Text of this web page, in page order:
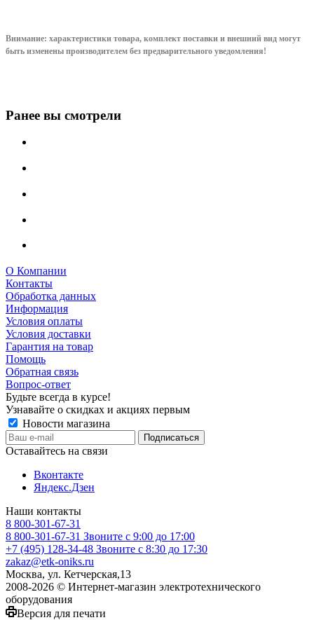
Внимание: характеристики товара, комплект поставки и внешний вид могут
быть изменены производителем без предварительного уведомления!
Ранее вы смотрели
О Компании
Контакты
Обработка данных
Информация
Условия оплаты
Условия доставки
Гарантия на товар
Помощь
Обратная связь
Вопрос-ответ
Будьте всегда в курсе!
Узнавайте о скидках и акциях первым
Новости магазина
Оставайтесь на связи
Вконтакте
Яндекс.Дзен
Наши контакты
8 800-301-67-31
8 800-301-67-31 Звоните с 9:00 до 17:00
+7 (495) 128-34-48 Звоните с 8:30 до 17:30
zakaz@etk-oniks.ru
Москва, ул. Кетчерская,13
2008-2026 © Интернет-магазин электротехнического
оборудования
Версия для печати